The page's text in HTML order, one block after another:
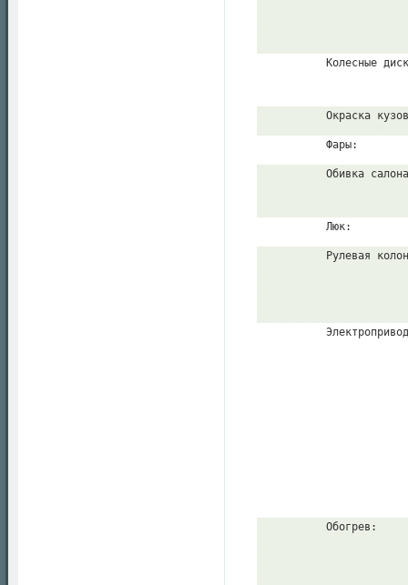
Колесные
Окраска
          Фары:
Обивка
          Люк:
Рулевая
          Обогрев: